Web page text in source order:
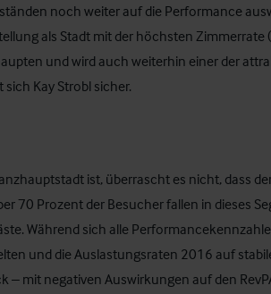
noch weiter auf die Performance
als Stadt mit der höchsten Zimmerrate
und wird auch weiterhin einer der
Kay Strobl sicher.
ist, überrascht es nicht, dass
70 Prozent der Besucher fallen in dieses
Während sich alle
und die Auslastungsraten 2016 auf
mit negativen Auswirkungen auf den